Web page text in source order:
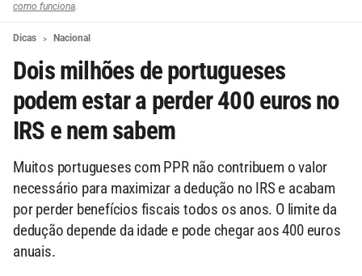
como funciona.
Dicas Nacional
Dois milhões de portugueses
podem estar a perder 400 euros no
IRS e nem sabem
Muitos portugueses com PPR não contribuem o valor
necessário para maximizar a dedução no IRS e acabam
por perder benefícios fiscais todos os anos. O limite da
dedução depende da idade e pode chegar aos 400 euros
anuais.